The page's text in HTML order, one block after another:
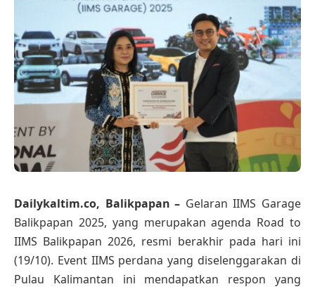
Dailykaltim.co, Balikpapan – Gelaran IIMS Garage
Balikpapan 2025, yang merupakan agenda Road to
IIMS Balikpapan 2026, resmi berakhir pada hari ini
(19/10). Event IIMS perdana yang diselenggarakan di
Pulau Kalimantan ini mendapatkan respon yang